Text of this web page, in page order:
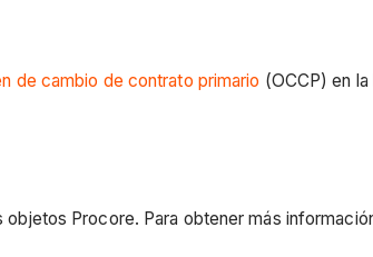
de cambio de contrato primario (OCCP) en
Procore. Para obtener más